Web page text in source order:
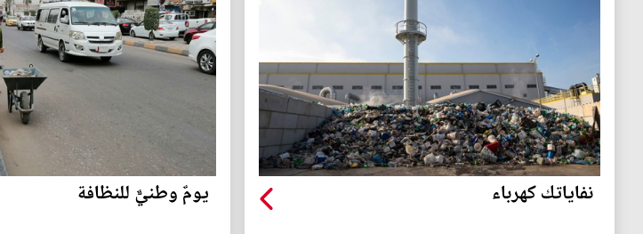
نفاياتك كهرباء يومٌ وطنيٌّ للنظافة